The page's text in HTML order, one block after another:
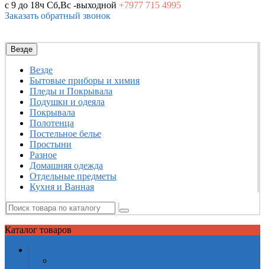
с 9 до 18ч Сб,Вс -выходной +7977 715 4995
Заказать обратный звонок
Везде
Везде
Бытовые приборы и химия
Пледы и Покрывала
Подушки и одеяла
Покрывала
Полотенца
Постельное белье
Простыни
Разное
Домашняя одежда
Отдельные предметы
Кухня и Ванная
Каталог товаров